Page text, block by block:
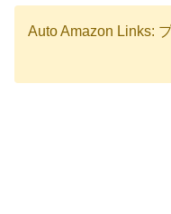
Auto Amazon Links: